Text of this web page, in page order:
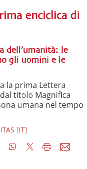
enciclica di
dell’umanità: le
gli uomini e le
la prima Lettera
titolo Magnifica
umana nel tempo
[IT]